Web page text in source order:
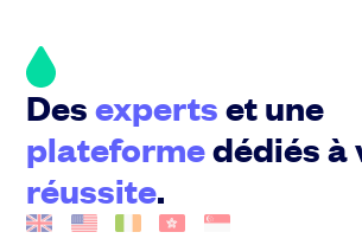
Desexpertset une
plateformedédiés à
réussite.